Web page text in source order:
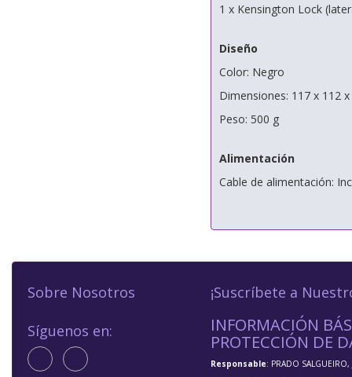
1 x Kensington Lock
Diseño
Color: Negro
Dimensiones: 117 x 112
Peso: 500 g
Alimentación
Cable de alimentación:
Sobre Nosotros
Síguenos en:
¡Suscríbete a
INFORMACIÓN
PROTECCIÓN DE
Responsable: PRADO SALGUEIRO,